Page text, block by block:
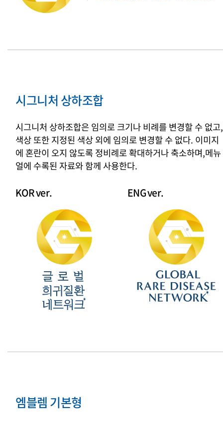
시그니처 상하조합
시그니처 상하조합은 임의로 크기나 비례를 변경할 수 없고,
색상 또한 지정된 색상 외에 임의로 변경할 수 없다. 이미지
에 혼란이 오지 않도록 정비례로 확대하거나 축소하며,메뉴
얼에 수록된 자료와 함께 사용한다.
KOR ver. ENG ver.
엠블렘 기본형